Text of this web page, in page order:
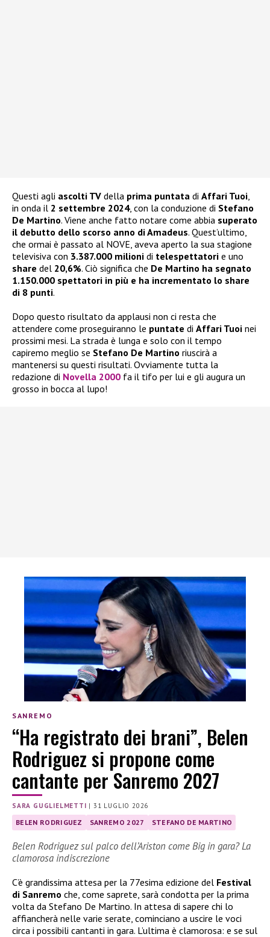
Questi agli ascolti TV della prima puntata di Affari Tuoi,
in onda il 2 settembre 2024, con la conduzione di Stefano
De Martino. Viene anche fatto notare come abbia superato
il debutto dello scorso anno di Amadeus. Quest’ultimo,
che ormai è passato al NOVE, aveva aperto la sua stagione
televisiva con 3.387.000 milioni di telespettatori e uno
share del 20,6%. Ciò significa che De Martino ha segnato
1.150.000 spettatori in più e ha incrementato lo share
di 8 punti.
Dopo questo risultato da applausi non ci resta che
attendere come proseguiranno le puntate di Affari Tuoi nei
prossimi mesi. La strada è lunga e solo con il tempo
capiremo meglio se Stefano De Martino riuscirà a
mantenersi su questi risultati. Ovviamente tutta la
redazione di Novella 2000 fa il tifo per lui e gli augura un
grosso in bocca al lupo!
SANREMO
“Ha registrato dei brani”, Belen
Rodriguez si propone come
cantante per Sanremo 2027
SARA GUGLIELMETTI |31 LUGLIO 2026
BELEN RODRIGUEZ SANREMO 2027 STEFANO DE MARTINO
Belen Rodriguez sul palco dell’Ariston come Big in gara? La
clamorosa indiscrezione
C’è grandissima attesa per la 77esima edizione del Festival
di Sanremo che, come saprete, sarà condotta per la prima
volta da Stefano De Martino. In attesa di sapere chi lo
affiancherà nelle varie serate, cominciano a uscire le voci
circa i possibili cantanti in gara. L’ultima è clamorosa: e se sul